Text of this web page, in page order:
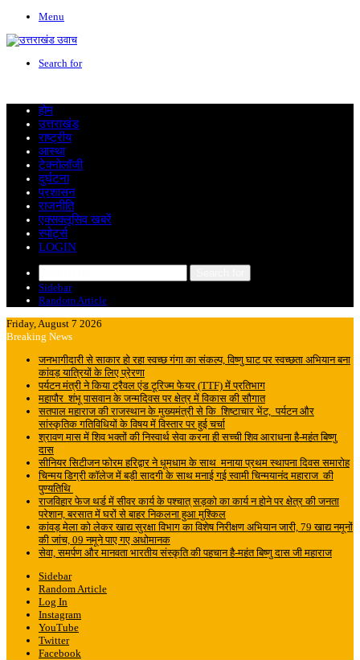
Menu
Search for
होम
उत्तराखंड
राष्ट्रीय
आस्था
टेक्नोलॉजी
दुर्घटना
प्रशासन
राजनीति
एक्सक्लूसिव खबरें
स्पोर्ट्स
LOGIN
Sidebar
Random Article
Friday, August 7 2026
Breaking News
जनभागीदारी से साकार हो रहा स्वच्छ गंगा का संकल्प, विष्णु घाट पर स्वच्छता अभियान बना
कांवड़ यात्रियों के लिए प्रेरणा
पर्यटन मंत्री ने किया ट्रैवल एंड टूरिज्म फेयर (TTF) में प्रतिभाग
महापौर शंभू पासवान के जन्मदिवस पर क्षेत्र में विकास की सौगात
सतपाल महाराज की राजस्थान के मुख्यमंत्री से कि शिष्टाचार भेंट, पर्यटन और
सांस्कृतिक गतिविधियों के विषय में विस्तार पर हुई चर्चा
श्रावण मास में शिव भक्तों की निस्वार्थ सेवा करना ही सच्ची शिव आराधना है-महंत बिष्णु
दास
सीनियर सिटीजन फोरम हरिद्वार ने धूमधाम के साथ मनाया प्रथम स्थापना दिवस समारोह
चिन्मय डिग्री कॉलेज में बड़ी सादगी के साथ मनाई गई स्वामी चिन्मयानंद महाराज की
पुण्यतिथि
राजविहार फेज थर्ड में सीवर कार्य के पश्चात् सड़को का कार्य न होने पर क्षेत्र की जनता
परेशान, बरसात में घरों से बाहर निकलना हुआ मुश्किल
कांवड़ मेला को लेकर खाद्य सुरक्षा विभाग का विशेष निरीक्षण अभियान जारी, 79 खाद्य नमूनों
की जांच, 09 नमूने पाए गए अधोमानक
सेवा, समर्पण और मानवता भारतीय संस्कृति की पहचान है-महंत बिष्णु दास जी महाराज
Sidebar
Random Article
Log In
Instagram
YouTube
Twitter
Facebook